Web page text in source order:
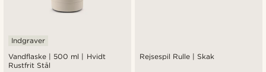
Vandflaske | 500 ml | Hvidt
Rustfrit Stål
Indgraver
Rejsespil Rulle | Skak